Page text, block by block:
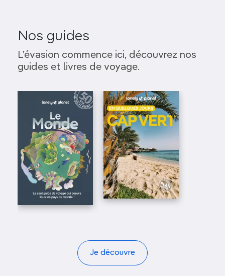
Nos guides
L’évasion commence ici, découvrez nos
guides et livres de voyage.
Je découvre